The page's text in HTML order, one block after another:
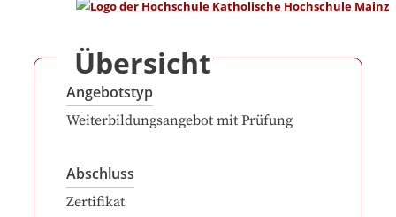
Übersicht
Angebotstyp
Weiterbildungsangebot mit Prüfung
Abschluss
Zertifikat